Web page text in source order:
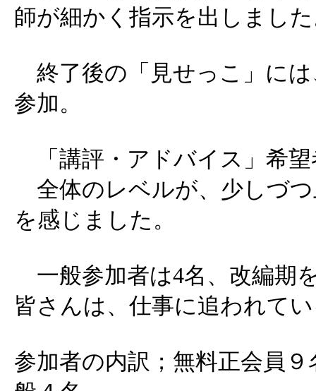
師が細かく指示を出しまし
終了後の「見せっこ」には
参加。
「講評・アドバイス」希望
全体のレベルが、少しづ
を感じました。
一般参加者は4名、改編期
皆さんは、仕事に追われて
参加者の内訳；無料正会員